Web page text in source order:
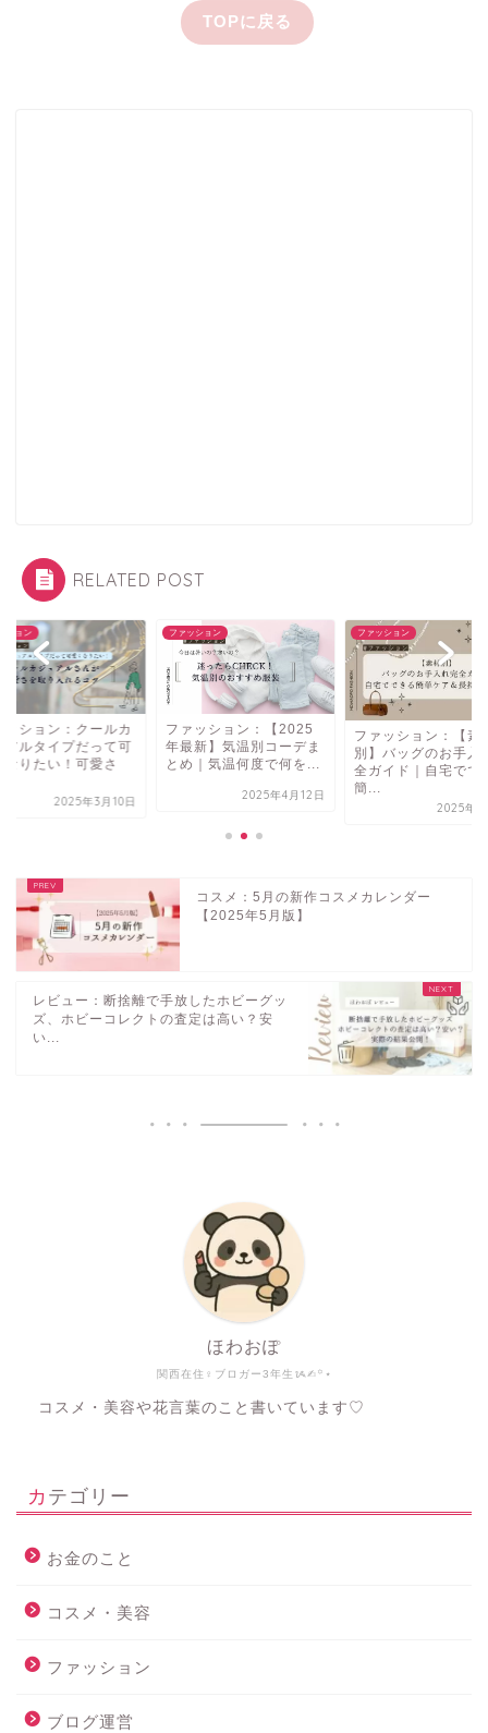
TOPに戻る
RELATED POST
ション
ッション：クールカ
アルタイプだって可
なりたい！可愛さ
2025年3月10日
ファッション
ファッション：【2025
年最新】気温別コーデま
とめ｜気温何度で何を...
2025年4月12日
ファッション
ファッション：【素
別】バッグのお手入
全ガイド｜自宅でで
簡...
2025年3
コスメ：5月の新作コスメカレンダー
【2025年5月版】
レビュー：断捨離で手放したホビーグッ
ズ、ホビーコレクトの査定は高い？安
い...
関西在住♀ブロガー3年生ᝰ✍︎꙳⋆
ほわおぽ
コスメ・美容や花言葉のこと書いています♡
カテゴリー
お金のこと
コスメ・美容
ファッション
ブログ運営